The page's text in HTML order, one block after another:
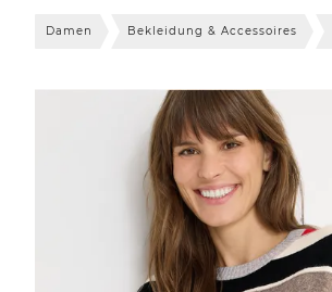
Damen Bekleidung & Accessoires